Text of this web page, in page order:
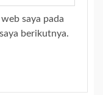
saya pada
berikutnya.